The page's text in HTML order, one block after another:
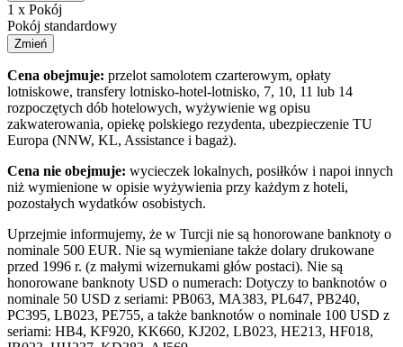
1 x Pokój
Pokój standardowy
Zmień
Cena obejmuje: przelot samolotem czarterowym, opłaty
lotniskowe, transfery lotnisko-hotel-lotnisko, 7, 10, 11 lub 14
rozpoczętych dób hotelowych, wyżywienie wg opisu
zakwaterowania, opiekę polskiego rezydenta, ubezpieczenie TU
Europa (NNW, KL, Assistance i bagaż).
Cena nie obejmuje: wycieczek lokalnych, posiłków i napoi innych
niż wymienione w opisie wyżywienia przy każdym z hoteli,
pozostałych wydatków osobistych.
Uprzejmie informujemy, że w Turcji nie są honorowane banknoty o
nominale 500 EUR. Nie są wymieniane także dolary drukowane
przed 1996 r. (z małymi wizernukami głów postaci). Nie są
honorowane banknoty USD o numerach: Dotyczy to banknotów o
nominale 50 USD z seriami: PB063, MA383, PL647, PB240,
PC395, LB023, PE755, a także banknotów o nominale 100 USD z
seriami: HB4, KF920, KK660, KJ202, LB023, HE213, HF018,